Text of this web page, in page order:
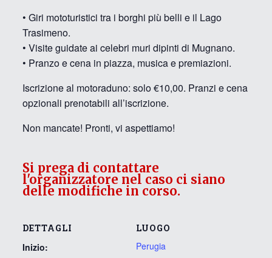
• Giri mototuristici tra i borghi più belli e il Lago
Trasimeno.
• Visite guidate ai celebri muri dipinti di Mugnano.
• Pranzo e cena in piazza, musica e premiazioni.
​Iscrizione al motoraduno: solo €10,00. Pranzi e cena
opzionali prenotabili all’iscrizione.
​Non mancate! Pronti, vi aspettiamo!
DETTAGLI
Inizio:
LUOGO
Perugia
Si prega di contattare
l'organizzatore nel caso ci siano
delle modifiche in corso.